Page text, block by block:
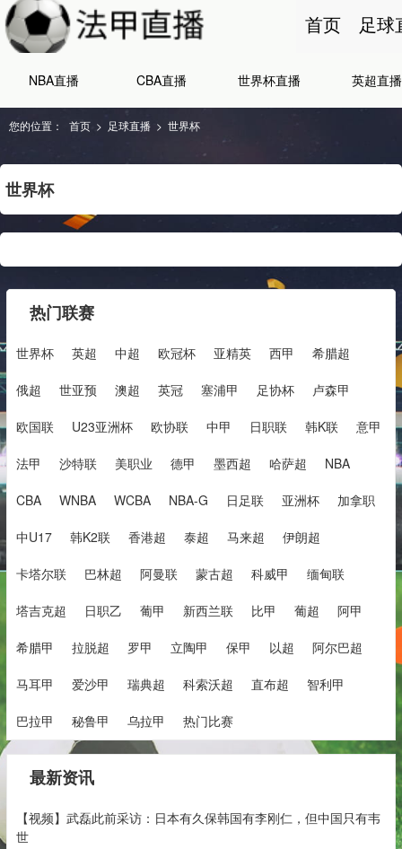
首页 足球
NBA直播 CBA直播 世界杯直播 英超直播
您的位置： 首页 > 足球直播 > 世界杯
世界杯
热门联赛
世界杯 英超 中超 欧冠杯 亚精英 西甲 希腊超
俄超 世亚预 澳超 英冠 塞浦甲 足协杯 卢森甲
欧国联 U23亚洲杯 欧协联 中甲 日职联 韩K联 意甲
法甲 沙特联 美职业 德甲 墨西超 哈萨超 NBA
CBA WNBA WCBA NBA-G 日足联 亚洲杯 加拿职
中U17 韩K2联 香港超 泰超 马来超 伊朗超
卡塔尔联 巴林超 阿曼联 蒙古超 科威甲 缅甸联
塔吉克超 日职乙 葡甲 新西兰联 比甲 葡超 阿甲
希腊甲 拉脱超 罗甲 立陶甲 保甲 以超 阿尔巴超
马耳甲 爱沙甲 瑞典超 科索沃超 直布超 智利甲
巴拉甲 秘鲁甲 乌拉甲 热门比赛
最新资讯
【视频】武磊此前采访：日本有久保韩国有李刚仁，但中国只有韦
世